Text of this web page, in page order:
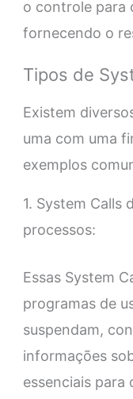
o controle para
fornecendo o
Tipos de
Existem
uma com uma
exemplos
1. System Calls
processos:
Essas System
programas de
suspendam,
informações
essenciais